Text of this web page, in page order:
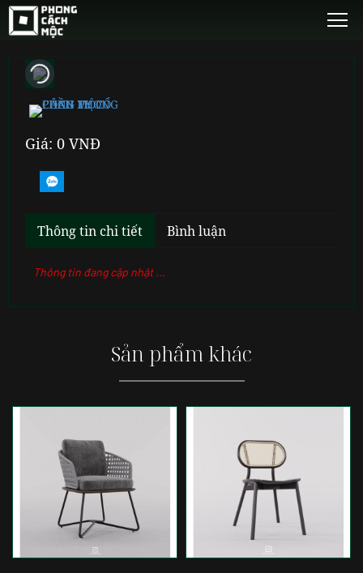
Giá: 0 VNĐ
Thông tin chi tiết Bình luận
Thông tin đang cập nhật ...
Sản phẩm khác